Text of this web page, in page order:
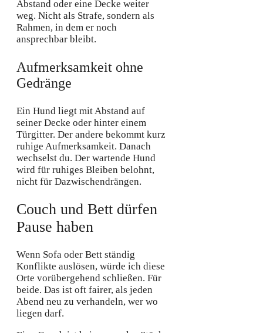
Abstand oder eine Decke weiter
weg. Nicht als Strafe, sondern als
Rahmen, in dem er noch
ansprechbar bleibt.
Aufmerksamkeit ohne
Gedränge
Ein Hund liegt mit Abstand auf
seiner Decke oder hinter einem
Türgitter. Der andere bekommt kurz
ruhige Aufmerksamkeit. Danach
wechselst du. Der wartende Hund
wird für ruhiges Bleiben belohnt,
nicht für Dazwischendrängen.
Couch und Bett dürfen
Pause haben
Wenn Sofa oder Bett ständig
Konflikte auslösen, würde ich diese
Orte vorübergehend schließen. Für
beide. Das ist oft fairer, als jeden
Abend neu zu verhandeln, wer wo
liegen darf.